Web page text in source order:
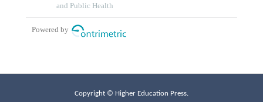
Copyright © Higher Education Press.